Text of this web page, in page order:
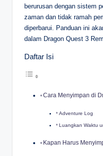
berurusan dengan sistem
zaman dan tidak ramah
diperbarui. Panduan ini
dalam Dragon Quest 3
Daftar Isi
Cara Menyimpan di
Adventure Log
Luangkan Waktu
Kapan Harus